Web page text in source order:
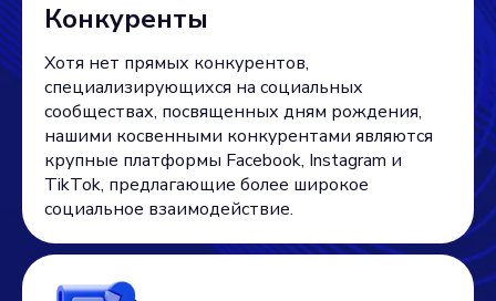
Конкуренты
Хотя нет прямых конкурентов,
специализирующихся на социальных
сообществах, посвященных дням рождения,
нашими косвенными конкурентами являются
крупные платформы Facebook, Instagram и
TikTok, предлагающие более широкое
социальное взаимодействие.